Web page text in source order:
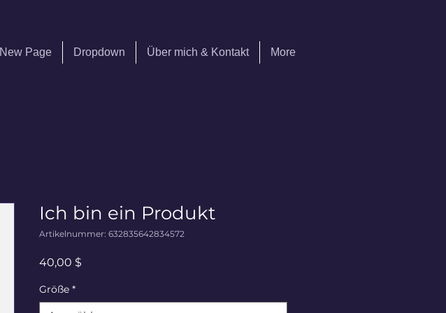
New Page Dropdown Über mich & Kontakt More
Ich bin ein Produkt
Artikelnummer: 632835642834572
40,00 $
Größe *